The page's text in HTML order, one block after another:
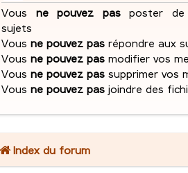
Vous ne pouvez pasposter de
sujets
Vousne pouvez pas répondre aux
Vousne pouvez pas modifier vos
Vousne pouvez pas supprimer vos
Vousne pouvez pas joindre des
Index du forum